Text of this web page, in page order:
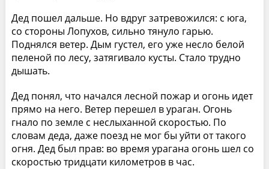
Дед пошел дальше. Но вдруг затревожился: с юга,
со стороны Лопухов, сильно тянуло гарью.
Поднялся ветер. Дым густел, его уже несло белой
пеленой по лесу, затягивало кусты. Стало трудно
дышать.
Дед понял, что начался лесной пожар и огонь идет
прямо на него. Ветер перешел в ураган. Огонь
гнало по земле с неслыханной скоростью. По
словам деда, даже поезд не мог бы уйти от такого
огня. Дед был прав: во время урагана огонь шел со
скоростью тридцати километров в час.